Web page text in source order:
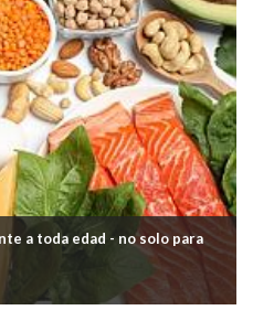
a toda edad - no solo para